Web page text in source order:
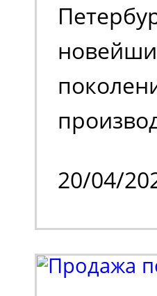
для
моделях
выпуска
20/04/